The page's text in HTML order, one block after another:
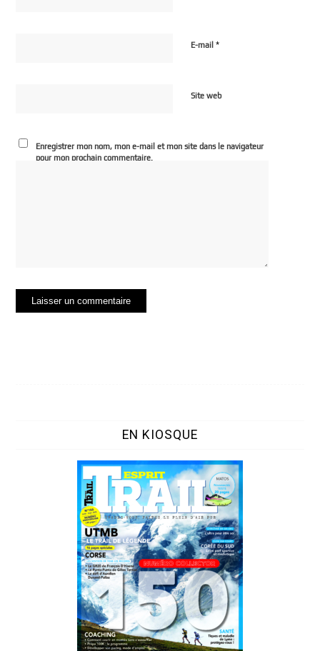
E-mail*
Site web
Enregistrer mon nom, mon e-mail et mon site dans le navigateur
pour mon prochain commentaire.
EN KIOSQUE